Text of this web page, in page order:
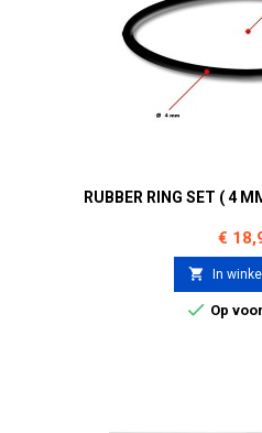
RUBBER RING SET ( 4
Prijs
€
 In
 Op